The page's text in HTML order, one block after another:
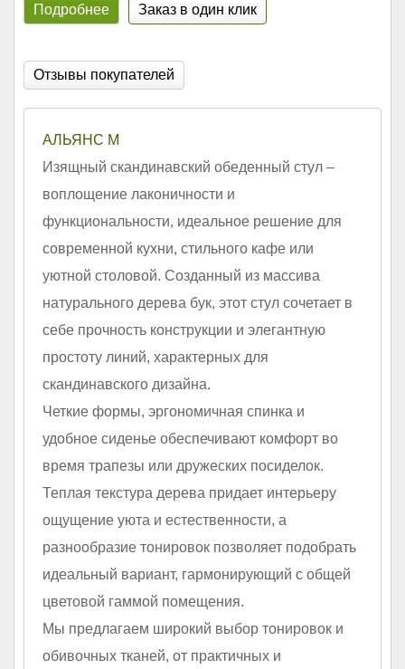
Подробнее Заказ в один клик
Отзывы покупателей
АЛЬЯНС М
Изящный скандинавский обеденный стул –
воплощение лаконичности и
функциональности, идеальное решение для
современной кухни, стильного кафе или
уютной столовой. Созданный из массива
натурального дерева бук, этот стул сочетает в
себе прочность конструкции и элегантную
простоту линий, характерных для
скандинавского дизайна.
Четкие формы, эргономичная спинка и
удобное сиденье обеспечивают комфорт во
время трапезы или дружеских посиделок.
Теплая текстура дерева придает интерьеру
ощущение уюта и естественности, а
разнообразие тонировок позволяет подобрать
идеальный вариант, гармонирующий с общей
цветовой гаммой помещения.
Мы предлагаем широкий выбор тонировок и
обивочных тканей, от практичных и